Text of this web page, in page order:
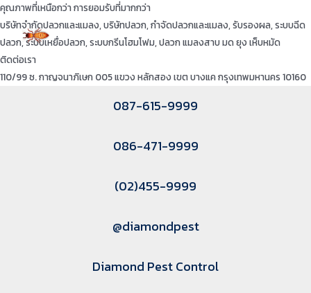
คุณภาพที่เหนือกว่า การยอมรับที่มากกว่า
บริษัทจำกัดปลวกและแมลง, บริษัทปลวก, กำจัดปลวกและแมลง, รับรองผล, ระบบฉีด
ปลวก, ระบบเหยื่อปลวก, ระบบกรีนโฮมโฟม, ปลวก แมลงสาบ มด ยุง เห็บหมัด
ติดต่อเรา
110/99 ซ. กาญจนาภิเษก 005 แขวง หลักสอง เขต บางแค กรุงเทพมหานคร 10160
087-615-9999
086-471-9999
(02)455-9999
@diamondpest
Diamond Pest Control